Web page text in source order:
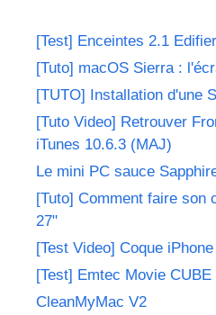
[Test] Enceintes 2.1
[Tuto] macOS Sierra :
[TUTO] Installation d'une
[Tuto Video] Retrouver
iTunes 10.6.3 (MAJ)
Le mini PC sauce
[Tuto] Comment faire son
27"
[Test Video] Coque
[Test] Emtec Movie CUBE
CleanMyMac V2